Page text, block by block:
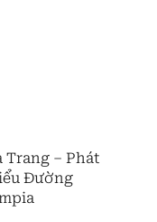
Trang – Phát
Đường